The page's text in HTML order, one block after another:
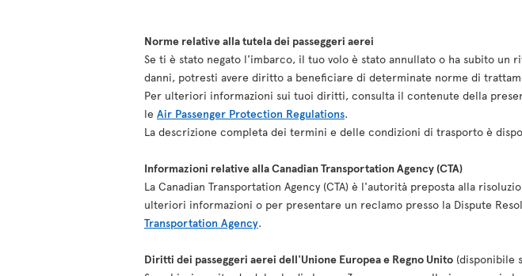
Norme relative alla tutela dei passeggeri aerei
Se ti è stato negato l'imbarco, il tuo volo è stato annullato o ha subito
danni, potresti avere diritto a beneficiare di determinate norme di
Per ulteriori informazioni sui tuoi diritti, consulta il contenute della
le Air Passenger Protection Regulations.
La descrizione completa dei termini e delle condizioni di trasporto è
Informazioni relative alla Canadian Transportation Agency (CTA)
La Canadian Transportation Agency (CTA) è l'autorità preposta alla
ulteriori informazioni o per presentare un reclamo presso la Dispute
Transportation Agency.
Diritti dei passeggeri aerei dell'Unione Europea e Regno Unito (disponibile